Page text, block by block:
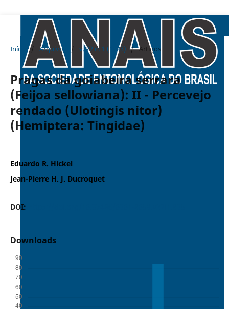
Início / Arquivos / v. 22 n. 1 (1993) / Artigos
Pragas da goiabeira serrara
(Feijoa sellowiana): II - Percevejo
rendado (Ulotingis nitor)
(Hemiptera: Tingidae)
Eduardo R. Hickel
Jean-Pierre H. J. Ducroquet
DOI:
Downloads